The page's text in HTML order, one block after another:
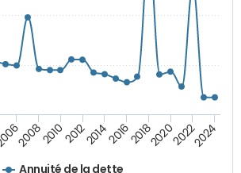
Annuité de la dette
200820102012201420162018202020222024